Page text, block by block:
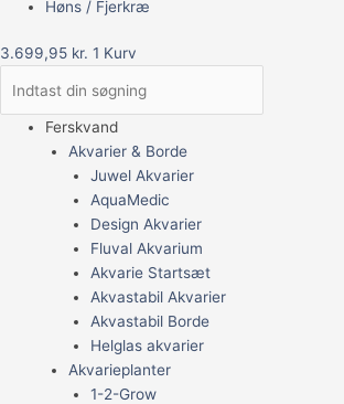
Høns / Fjerkræ
3.699,95 kr. 1 Kurv
Ferskvand
Akvarier & Borde
Juwel Akvarier
AquaMedic
Design Akvarier
Fluval Akvarium
Akvarie Startsæt
Akvastabil Akvarier
Akvastabil Borde
Helglas akvarier
Akvarieplanter
1-2-Grow